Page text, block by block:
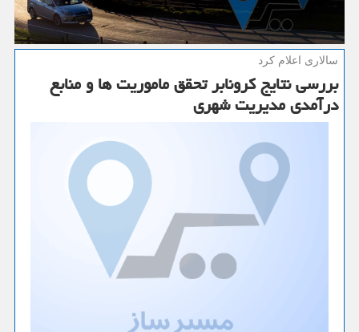
سالاری اعلام كرد
بررسی نتایج كرونابر تحقق ماموریت ها و منابع
درآمدی مدیریت شهری